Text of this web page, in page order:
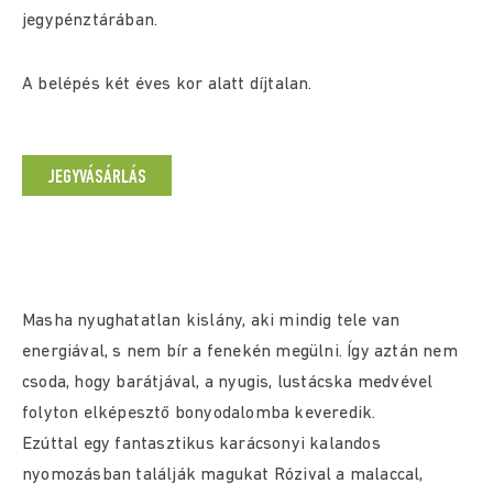
jegypénztárában.
A belépés két éves kor alatt díjtalan.
JEGYVÁSÁRLÁS
Masha nyughatatlan kislány, aki mindig tele van
energiával, s nem bír a fenekén megülni. Így aztán nem
csoda, hogy barátjával, a nyugis, lustácska medvével
folyton elképesztő bonyodalomba keveredik.
Ezúttal egy fantasztikus karácsonyi kalandos
nyomozásban találják magukat Rózival a malaccal,